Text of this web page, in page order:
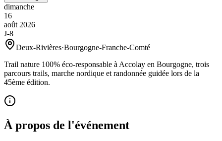
dimanche
16
août 2026
J-8
Deux-Rivières·Bourgogne-Franche-Comté
Trail nature 100% éco-responsable à Accolay en Bourgogne, trois
parcours trails, marche nordique et randonnée guidée lors de la
45ème édition.
À propos de l'événement